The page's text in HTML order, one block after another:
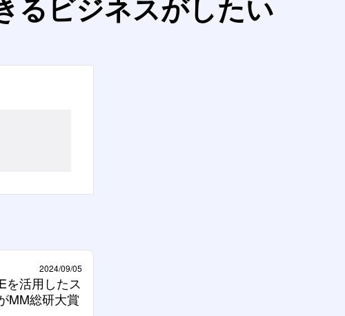
るビジネスがしたい
2024/09/05
を活用したス
MM総研大賞